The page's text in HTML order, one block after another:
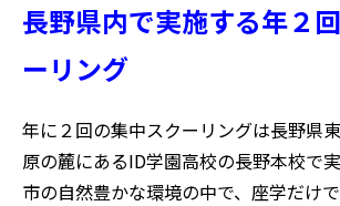
長野県内で実施する年２
ーリング
年に２回の集中スクーリングは長野県
原の麓にあるID学園高校の長野本校で
市の自然豊かな環境の中で、座学だけ